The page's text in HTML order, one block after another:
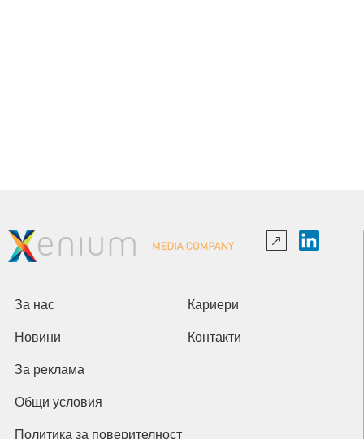
За нас Кариери
Новини Контакти
За реклама
Общи условия
Политика за поверителност